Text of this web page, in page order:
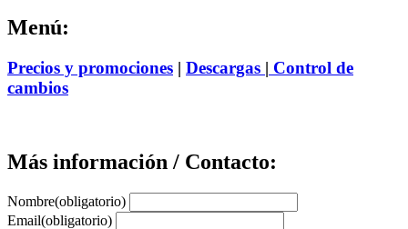
Menú:
Precios y promociones | Descargas | Control de
cambios
Más información / Contacto:
Nombre(obligatorio)
Email(obligatorio)